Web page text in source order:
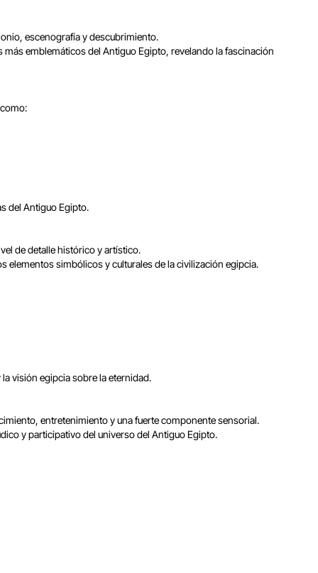
escenografía y descubrimiento.
emblemáticos del Antiguo Egipto, revelando la fascinación
del Antiguo Egipto.
de detalle histórico y artístico.
elementos simbólicos y culturales de la civilización egipcia.
visión egipcia sobre la eternidad.
entretenimiento y una fuerte componente sensorial.
y participativo del universo del Antiguo Egipto.